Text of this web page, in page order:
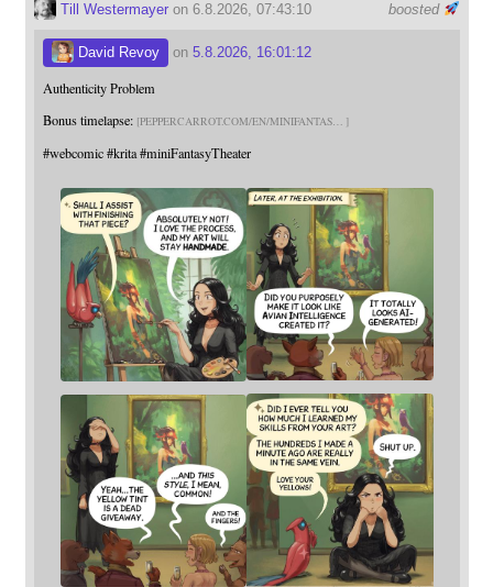
boosted
Till Westermayeron 6.8.2026, 07:43:10
David Revoy on 5.8.2026, 16:01:12
Authenticity Problem
Bonus timelapse: PEPPERCARROT.COM/EN/MINIFANTAS
#webcomic #krita #miniFantasyTheater